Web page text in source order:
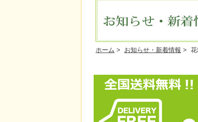
ホーム > お知らせ・新着情報 > 花